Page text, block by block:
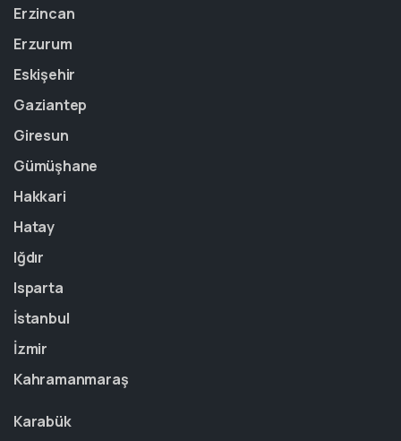
Erzincan
Erzurum
Eskişehir
Gaziantep
Giresun
Gümüşhane
Hakkari
Hatay
Iğdır
Isparta
İstanbul
İzmir
Kahramanmaraş
Karabük